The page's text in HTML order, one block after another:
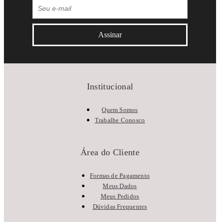
Assinar
Institucional
Quem Somos
Trabalhe Conosco
Área do Cliente
Formas de Pagamento
Meus Dados
Meus Pedidos
Dúvidas Frequentes